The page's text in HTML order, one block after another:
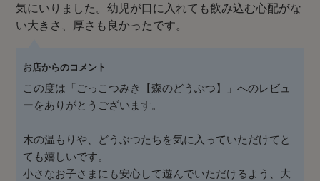
気にいりました。幼児が口に入れても飲み込む心配がな
い大きさ、厚さも良かったです。
お店からのコメント
この度は「ごっこつみき【森のどうぶつ】」へのレビュ
ーをありがとうございます。
木の温もりや、どうぶつたちを気に入っていただけてと
ても嬉しいです。
小さなお子さまにも安心して遊んでいただけるよう、大